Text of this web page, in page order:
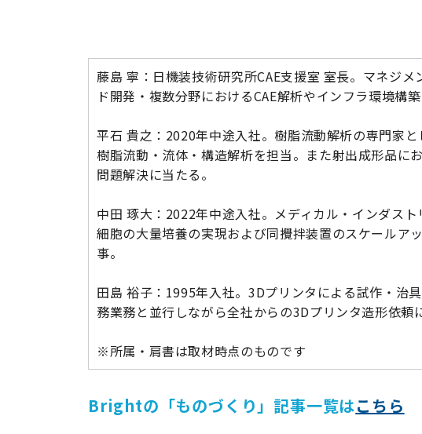
藤島 寧：日機装技術研究所CAE支援室 室長。マネジ
ド開発・複数分野におけるCAE解析やインフラ環境構築
平石 貴之：2020年中途入社。樹脂流動解析の専門家
樹脂流動・流体・構造解析を担当。また射出成形品に
問題解決に当たる。
中田 琢大：2022年中途入社。メディカル・インダス
細胞の大量培養の実現および同攪拌装置のスケールア
事。
田島 裕子：1995年入社。3Dプリンタによる試作・治
務業務と並行しながら全社からの3Dプリンタ造形依頼
※所属・肩書は取材時点のものです
Brightの「ものづくり」記事一覧はこちら